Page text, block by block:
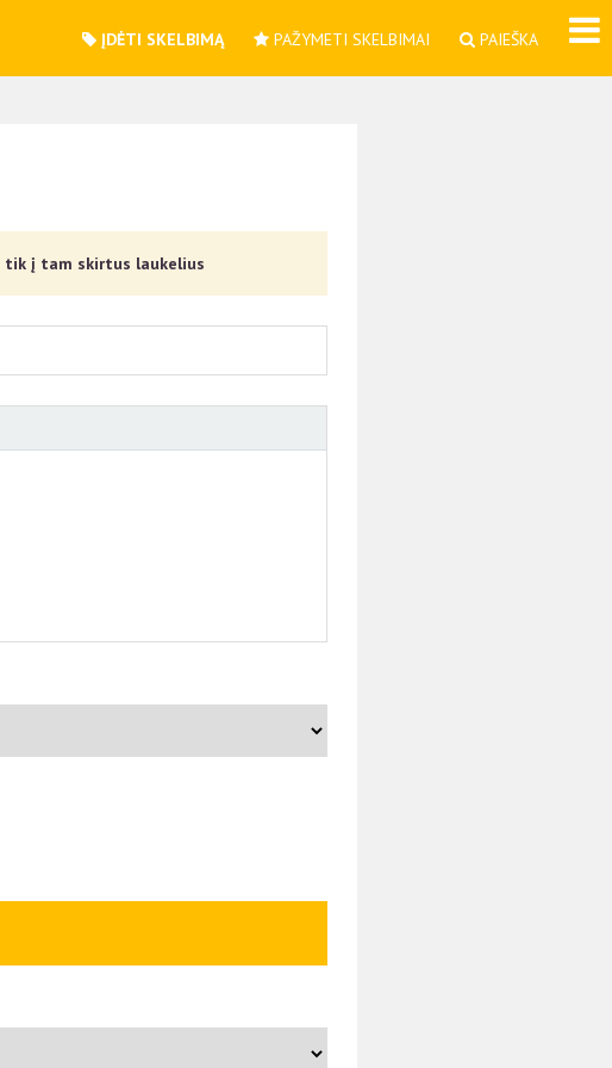
ĮDĖTI SKELBIMĄ PAŽYMETI SKELBIMAI PAIEŠKA
tik į tam skirtus laukelius